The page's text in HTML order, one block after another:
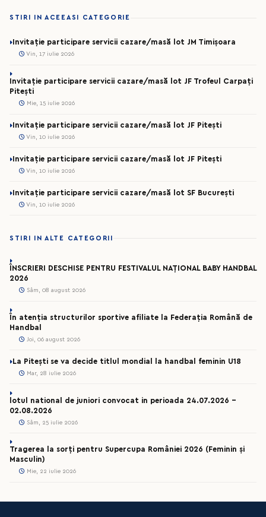
STIRI IN ACEEASI CATEGORIE
Invitație participare servicii cazare/masă lot JM Timișoara
Vin, 17 iulie 2026
Invitație participare servicii cazare/masă lot JF Trofeul Carpați
Pitești
Mie, 15 iulie 2026
Invitație participare servicii cazare/masă lot JF Pitești
Vin, 10 iulie 2026
Invitație participare servicii cazare/masă lot JF Pitești
Vin, 10 iulie 2026
Invitație participare servicii cazare/masă lot SF București
Vin, 10 iulie 2026
STIRI IN ALTE CATEGORII
ÎNSCRIERI DESCHISE PENTRU FESTIVALUL NAȚIONAL BABY HANDBAL
2026
Sâm, 08 august 2026
În atenția structurilor sportive afiliate la Federația Română de
Handbal
Joi, 06 august 2026
La Pitești se va decide titlul mondial la handbal feminin U18
Mar, 28 iulie 2026
lotul national de juniori convocat in perioada 24.07.2026 –
02.08.2026
Sâm, 25 iulie 2026
Tragerea la sorți pentru Supercupa României 2026 (Feminin și
Masculin)
Mie, 22 iulie 2026